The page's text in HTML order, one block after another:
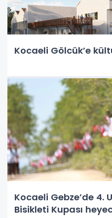
Kocaeli Gölcük’e
Kocaeli Gebze’de 4.
Bisikleti Kupası